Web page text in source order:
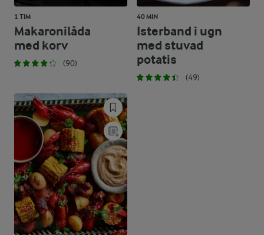
1 TIM
Makaronilåda
med korv
(90)
40 MIN
Isterband i ugn
med stuvad
potatis
(49)